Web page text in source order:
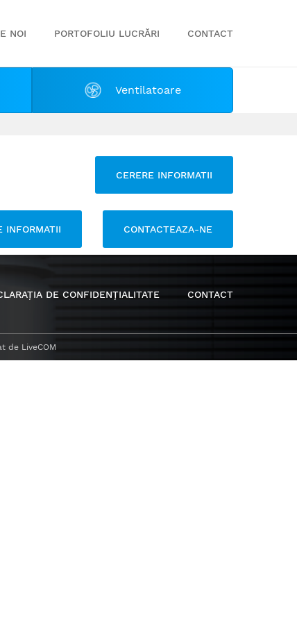
NOI PORTOFOLIU LUCRĂRI CONTACT
Ventilatoare
CERERE INFORMATII
INFORMATII CONTACTEAZA-NE
DE CONFIDENȚIALITATE CONTACT
de LiveCOM